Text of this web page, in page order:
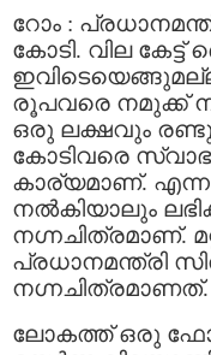
റോം :
കോടി. വില കേട്ട്
രൂപവരെ നമുക്ക്
ഒരു ലക്ഷവും
കോടിവരെ
കാര്യമാണ്.
നല്‍കിയാലും
നഗ്നചിത്രമാണ്.
പ്രധാനമന്ത്രി
നഗ്നചിത്രമാണത്.
ലോകത്ത്‌ ഒരു